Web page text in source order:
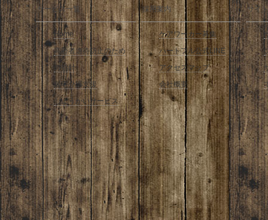
サービス一覧
Home
高齢者虐待防止のため
の指針
居宅介護支援
しょうかいサービス
採用案内
ケアワーカー募集
ハートフル公式LINE
アクセスマップ
会社概要
サイ